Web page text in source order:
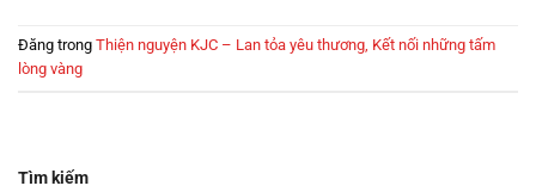
Tìm kiếm
Đăng trong Thiện nguyện KJC – Lan tỏa yêu thương, Kết nối những tấm
lòng vàng